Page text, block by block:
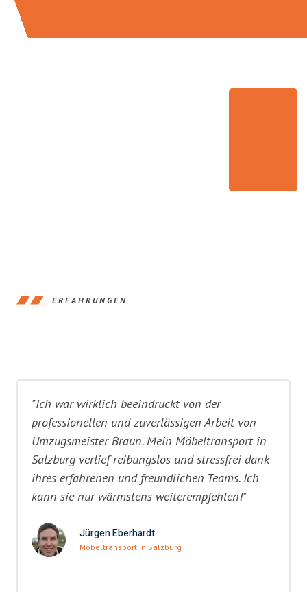
ERFAHRUNGEN
"Ich war wirklich beeindruckt von der
professionellen und zuverlässigen Arbeit von
Umzugsmeister Braun. Mein Möbeltransport in
Salzburg verlief reibungslos und stressfrei dank
ihres erfahrenen und freundlichen Teams. Ich
kann sie nur wärmstens weiterempfehlen!"
Jürgen Eberhardt
Möbeltransport in Salzburg